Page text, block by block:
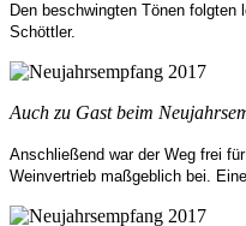
Den beschwingten Tönen
Schöttler.
Auch zu Gast beim
Anschließend war der Weg frei
Weinvertrieb maßgeblich bei.